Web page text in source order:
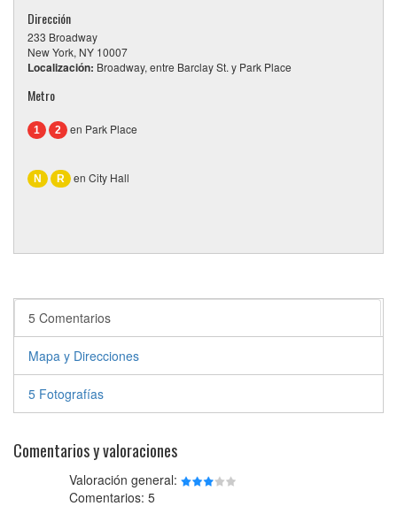
Dirección
233 Broadway
New York, NY 10007
Localización: Broadway, entre Barclay St. y Park Place
Metro
1 2 en Park Place
N R en City Hall
5 Comentarios
Mapa y Direcciones
5 Fotografías
Comentarios y valoraciones
Valoración general:
Comentarios: 5